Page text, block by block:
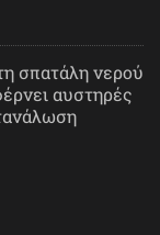
σπατάλη νερού
αυστηρές